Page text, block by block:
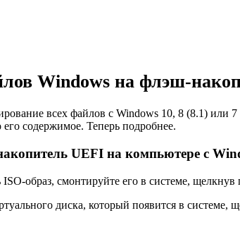
Windows на флэш-
всех файлов с Windows 10, 8 (8.1) или
содержимое. Теперь подробнее.
UEFI на компьютере с
ISO-образ, смонтируйте его в системе,
диска, который появится в